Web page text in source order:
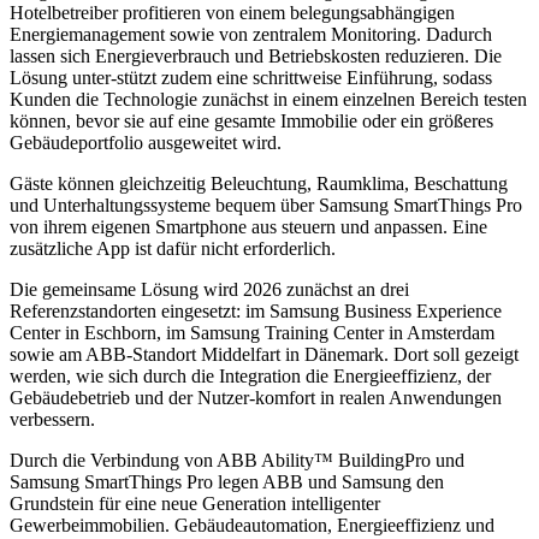
Hotelbetreiber profitieren von einem belegungsabhängigen
Energiemanagement sowie von zentralem Monitoring. Dadurch
lassen sich Energieverbrauch und Betriebskosten reduzieren. Die
Lösung unter-stützt zudem eine schrittweise Einführung, sodass
Kunden die Technologie zunächst in einem einzelnen Bereich testen
können, bevor sie auf eine gesamte Immobilie oder ein größeres
Gebäudeportfolio ausgeweitet wird.
Gäste können gleichzeitig Beleuchtung, Raumklima, Beschattung
und Unterhaltungssysteme bequem über Samsung SmartThings Pro
von ihrem eigenen Smartphone aus steuern und anpassen. Eine
zusätzliche App ist dafür nicht erforderlich.
Die gemeinsame Lösung wird 2026 zunächst an drei
Referenzstandorten eingesetzt: im Samsung Business Experience
Center in Eschborn, im Samsung Training Center in Amsterdam
sowie am ABB-Standort Middelfart in Dänemark. Dort soll gezeigt
werden, wie sich durch die Integration die Energieeffizienz, der
Gebäudebetrieb und der Nutzer-komfort in realen Anwendungen
verbessern.
Durch die Verbindung von ABB Ability™ BuildingPro und
Samsung SmartThings Pro legen ABB und Samsung den
Grundstein für eine neue Generation intelligenter
Gewerbeimmobilien. Gebäudeautomation, Energieeffizienz und